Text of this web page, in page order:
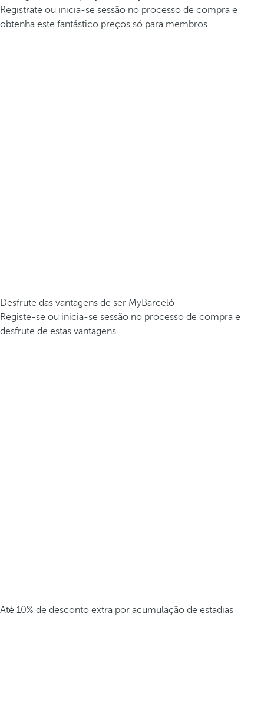
Registrate ou inicia-se sessão no processo de compra e
obtenha este fantástico preços só para membros.
Desfrute das vantagens de ser MyBarceló
Registe-se ou inicia-se sessão no processo de compra e
desfrute de estas vantagens.
Até 10% de desconto extra por acumulação de estadias